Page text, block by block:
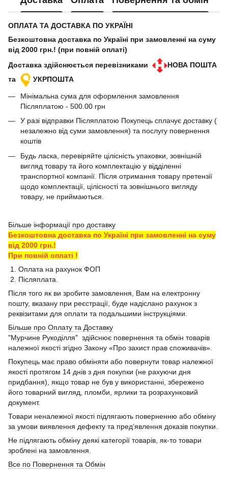
ОПЛАТА ТА ДОСТАВКА ПО УКРАЇНІ
Безкоштовна доставка по Україні при замовленні на суму
від 2000 грн.! (при повній оплаті)
Доставка здійснюється перевізниками
НОВА ПОШТА
та
УКРПОШТА
Мінімальна сума для оформлення замовлення
Післяплатою - 500.00 грн
У разі відправки Післяплатою Покупець сплачує доставку (
незалежно від суми замовлення) та послугу повернення
коштів
Будь ласка, перевіряйте цілісність упаковки, зовнішній
вигляд товару та його комплектацію у відділенні
транспортної компанії. Після отримання товару претензії
щодо комплектації, цілісності та зовнішнього вигляду
товару, не приймаються.
Більше інформації про доставку
Безкоштовна доставка по Україні при замовленні на суму
від 2000 грн.!
При повній оплаті !
1. Оплата на рахунок ФОП
2. Післяплата.
Після того як ви зробите замовлення, Вам на електронну
пошту, вказану при реєстрації, буде надіслано рахунок з
реквізитами для оплати та подальшими інструкціями.
Більше про Оплату та Доставку
"Мурчине Рукоділля" здійснює повернення та обмін товарів
належної якості згідно Закону «Про захист прав споживачів».
Покупець має право обміняти або повернути товар належної
якості протягом 14 днів з дня покупки (не рахуючи дня
придбання), якщо товар не був у використанні, збережено
його товарний вигляд, пломби, ярлики та розрахунковий
документ.
Товари неналежної якості підлягають поверненню або обміну
за умови виявлення дефекту та пред’явлення доказів покупки.
Не підлягають обміну деякі категорії товарів, як-то товари
зроблені на замовлення.
Все по Повернення та Обмін